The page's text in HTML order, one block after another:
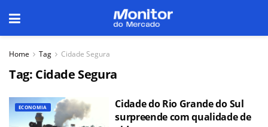
Home Tag Cidade Segura
Tag: Cidade Segura
ECONOMIA
Cidade do Rio Grande do Sul
surpreende com qualidade de